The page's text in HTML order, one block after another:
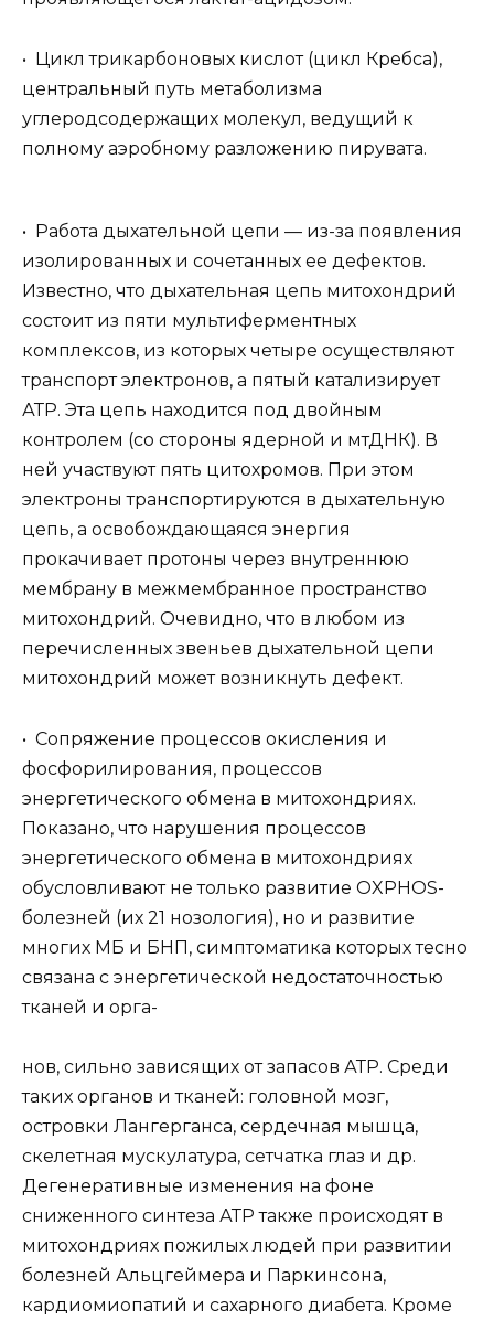
• Цикл трикарбоновых кислот (цикл Кребса),
центральный путь метаболизма
углеродсодержащих молекул, ведущий к
полному аэробному разложению пирувата.
• Работа дыхательной цепи — из-за появления
изолированных и сочетанных ее дефектов.
Известно, что дыхательная цепь митохондрий
состоит из пяти мультиферментных
комплексов, из которых четыре осуществляют
транспорт электронов, а пятый катализирует
АТР. Эта цепь находится под двойным
контролем (со стороны ядерной и мтДНК). В
ней участвуют пять цитохромов. При этом
электроны транспортируются в дыхательную
цепь, а освобождающаяся энергия
прокачивает протоны через внутреннюю
мембрану в межмембранное пространство
митохондрий. Очевидно, что в любом из
перечисленных звеньев дыхательной цепи
митохондрий может возникнуть дефект.
• Сопряжение процессов окисления и
фосфорилирования, процессов
энергетического обмена в митохондриях.
Показано, что нарушения процессов
энергетического обмена в митохондриях
обусловливают не только развитие OXPHOS-
болезней (их 21 нозология), но и развитие
многих МБ и БНП, симптоматика которых тесно
связана с энергетической недостаточностью
тканей и орга-
нов, сильно зависящих от запасов АТР. Среди
таких органов и тканей: головной мозг,
островки Лангерганса, сердечная мышца,
скелетная мускулатура, сетчатка глаз и др.
Дегенеративные изменения на фоне
сниженного синтеза АТР также происходят в
митохондриях пожилых людей при развитии
болезней Альцгеймера и Паркинсона,
кардиомиопатий и сахарного диабета. Кроме